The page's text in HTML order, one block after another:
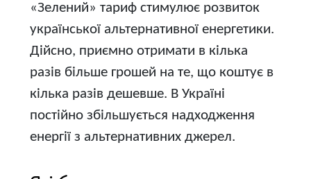
«Зелений» тариф стимулює розвиток
української альтернативної енергетики.
Дійсно, приємно отримати в кілька
разів більше грошей на те, що коштує в
кілька разів дешевше. В Україні
постійно збільшується надходження
енергії з альтернативних джерел.